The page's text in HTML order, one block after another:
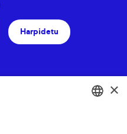
Harpidetu
×